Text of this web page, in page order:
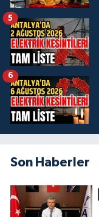
5
6
Son Haberler